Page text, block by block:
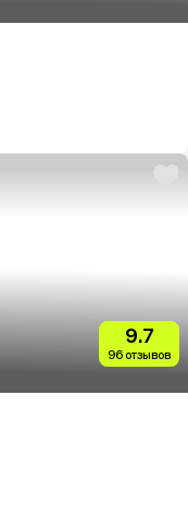
9.7
96 отзывов